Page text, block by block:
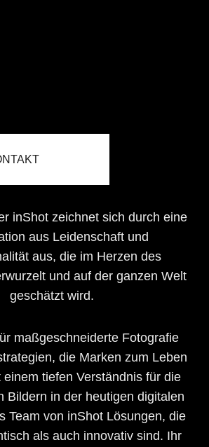
inShot zeichnet sich durch eine
aus Leidenschaft und
aus, die im Herzen des
und auf der ganzen Welt
geschätzt wird.
maßgeschneiderte Fotografie
die Marken zum Leben
tiefen Verständnis für die
Bildern in der heutigen digitalen
Team von inShot Lösungen, die
als auch innovativ sind. Ihr